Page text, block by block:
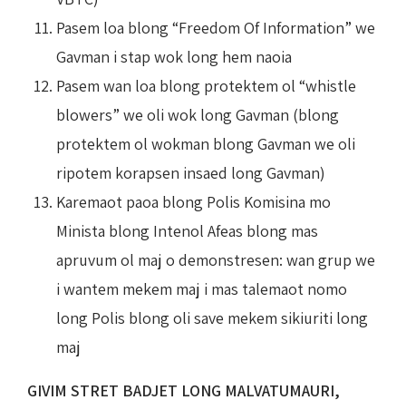
Pasem loa blong “Freedom Of Information” we
Gavman i stap wok long hem naoia
Pasem wan loa blong protektem ol “whistle
blowers” we oli wok long Gavman (blong
protektem ol wokman blong Gavman we oli
ripotem korapsen insaed long Gavman)
Karemaot paoa blong Polis Komisina mo
Minista blong Intenol Afeas blong mas
apruvum ol maj o demonstresen: wan grup we
i wantem mekem maj i mas talemaot nomo
long Polis blong oli save mekem sikiuriti long
maj
GIVIM STRET BADJET LONG MALVATUMAURI,